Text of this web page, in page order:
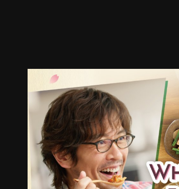
ตัวอย่าง ภาพนิ่ง เนื้อหาที่แนะนำ